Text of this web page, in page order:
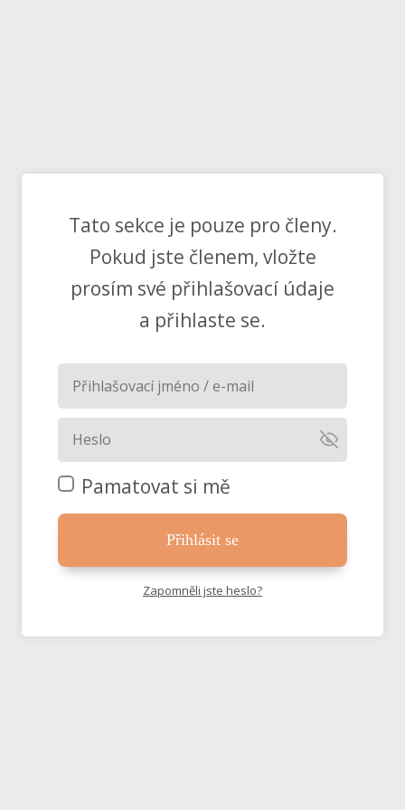
Tato sekce je pouze pro členy.
Pokud jste členem, vložte
prosím své přihlašovací údaje
a přihlaste se.
Pamatovat si mě
Přihlásit se
Zapomněli jste heslo?